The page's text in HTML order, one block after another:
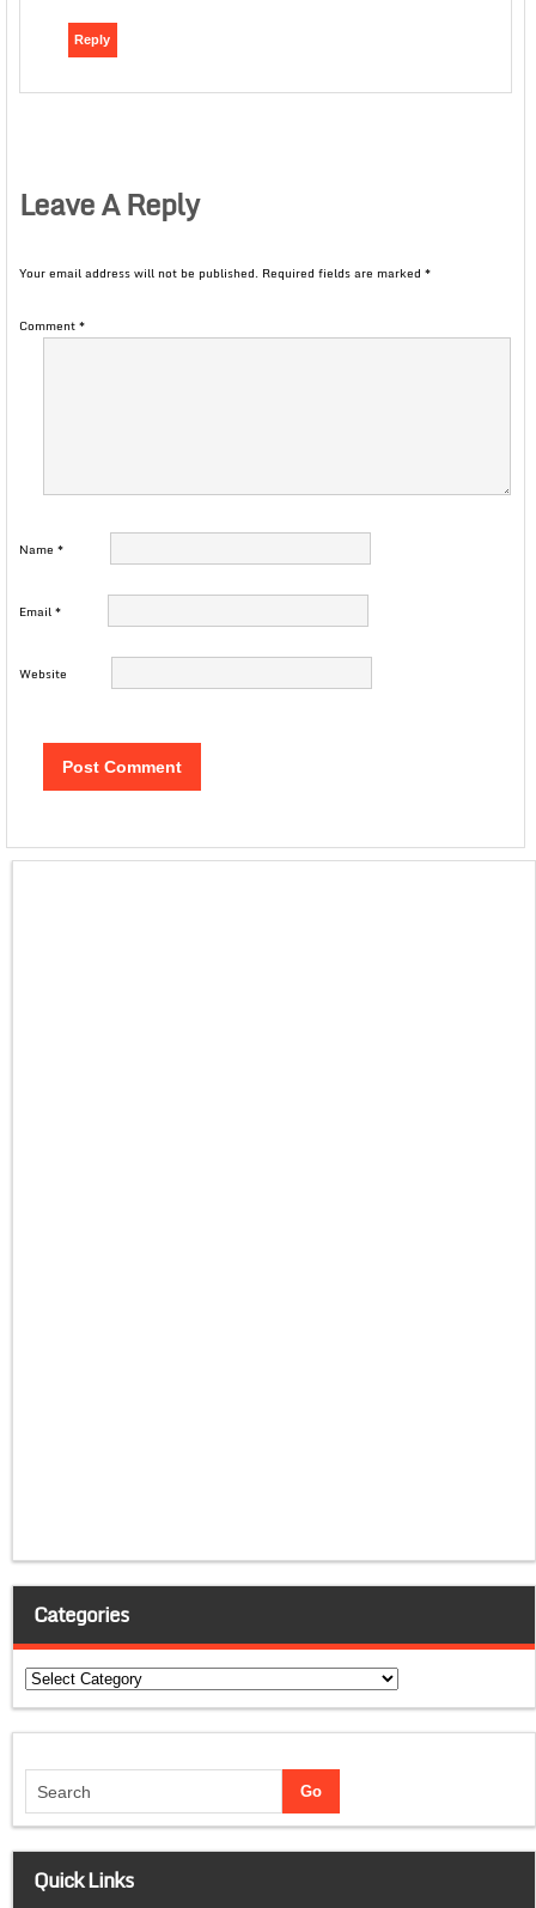
Reply
Leave A Reply
Your email address will not be published. Required fields are marked *
Comment*
Name *
Email*
Website
Categories
Categories
Quick Links